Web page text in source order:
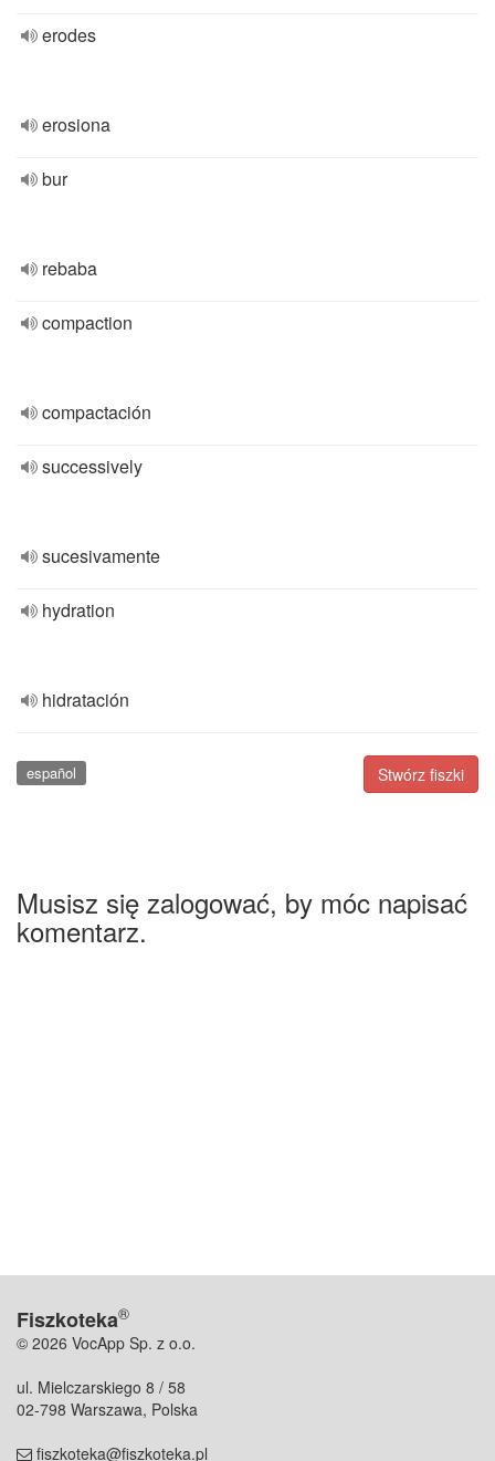
erodes
erosiona
bur
rebaba
compaction
compactación
successively
sucesivamente
hydration
hidratación
Stwórz fiszki
español
Musisz się zalogować, by móc napisać
komentarz.
Fiszkoteka®
© 2026 VocApp Sp. z o.o.
ul. Mielczarskiego 8 / 58
02-798 Warszawa, Polska
fiszkoteka@fiszkoteka.pl